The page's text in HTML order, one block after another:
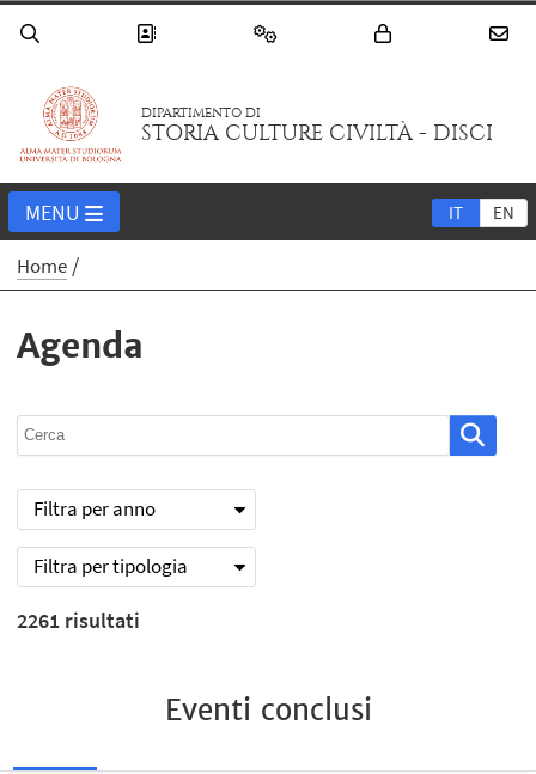
DIPARTIMENTO DI
STORIA CULTURE CIVILTÀ - DISCI
IT EN
MENU
Home
Agenda
Filtra per anno
Filtra per tipologia
2261 risultati
Eventi conclusi